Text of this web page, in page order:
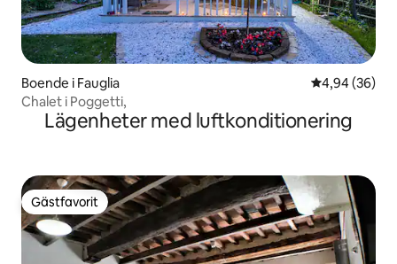
Boende i Fauglia 4,94 av 5 i
4,94 (36)
Chalet i Poggetti,
Lägenheter med luftkonditionering
Gästfavorit
Gästfavorit